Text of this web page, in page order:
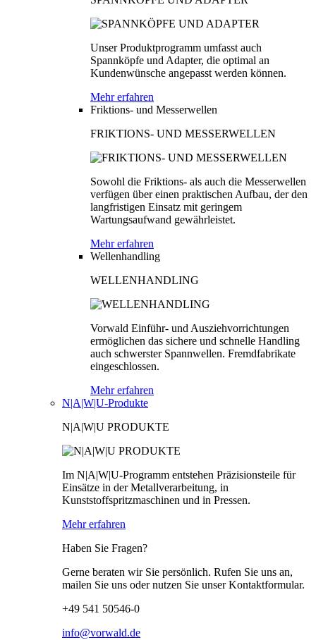
Unser Produktprogramm umfasst auch
Spannköpfe und Adapter, die optimal an
Kundenwünsche angepasst werden können.
Mehr erfahren
Friktions- und Messerwellen
FRIKTIONS- UND MESSERWELLEN
Sowohl die Friktions- als auch die Messerwellen
verfügen über einen praktischen Aufbau, der den
langfristigen Einsatz mit geringem
Wartungsaufwand gewährleistet.
Mehr erfahren
Wellenhandling
WELLENHANDLING
Vorwald Einführ- und Ausziehvorrichtungen
ermöglichen das sichere und schnelle Handling
auch schwerster Spannwellen. Fremdfabrikate
eingeschlossen.
Mehr erfahren
N|A|W|U-Produkte
N|A|W|U PRODUKTE
Im N|A|W|U-Programm entstehen Präzisionsteile für
Einsätze in der Metallverarbeitung, in
Kunststoffspritzmaschinen und in Pressen.
Mehr erfahren
Haben Sie Fragen?
Gerne beraten wir Sie persönlich. Rufen Sie uns an,
mailen Sie uns oder nutzen Sie unser Kontaktformular.
+49 541 50546-0
info@vorwald.de